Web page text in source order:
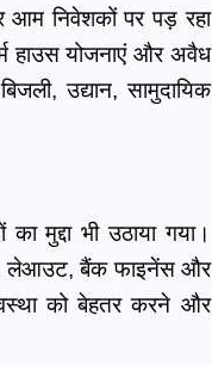
आम निवेशकों पर पड़ रहा
हाउस योजनाएं और अवैध
उद्यान, सामुदायिक
मुद्दा भी उठाया गया।
लेआउट, बैंक फाइनेंस और
को बेहतर करने और